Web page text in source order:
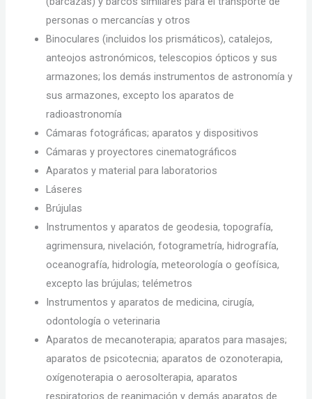
personas o mercancías y otros
Binoculares (incluidos los prismáticos), catalejos,
anteojos astronómicos, telescopios ópticos y sus
armazones; los demás instrumentos de astronomía y
sus armazones, excepto los aparatos de
radioastronomía
Cámaras fotográficas; aparatos y dispositivos
Cámaras y proyectores cinematográficos
Aparatos y material para laboratorios
Láseres
Brújulas
Instrumentos y aparatos de geodesia, topografía,
agrimensura, nivelación, fotogrametría, hidrografía,
oceanografía, hidrología, meteorología o geofísica,
excepto las brújulas; telémetros
Instrumentos y aparatos de medicina, cirugía,
odontología o veterinaria
Aparatos de mecanoterapia; aparatos para masajes;
aparatos de psicotecnia; aparatos de ozonoterapia,
oxígenoterapia o aerosolterapia, aparatos
respiratorios de reanimación y demás aparatos de